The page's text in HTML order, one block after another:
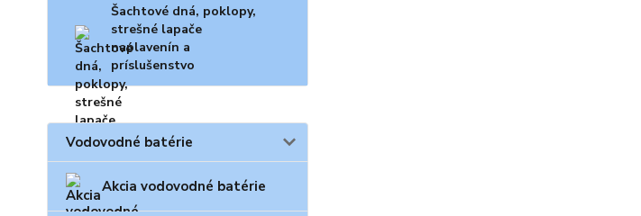
Šachtové dná, poklopy,
strešné lapače
naplavenín a
príslušenstvo
Vodovodné batérie
Akcia vodovodné batérie